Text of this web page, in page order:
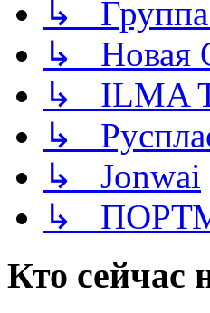
↳
↳ Новая
↳ ILMA
↳
↳ Jonwai
↳
Кто сейчас